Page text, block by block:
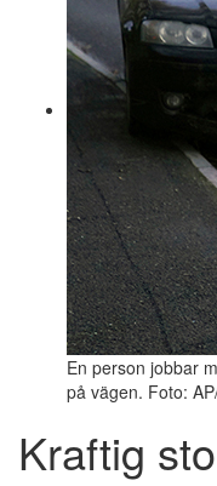
En person jobbar
på vägen. Foto:
Kraftig